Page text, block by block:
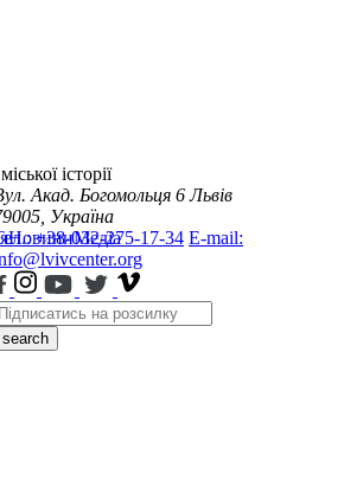
НовиниМедіа
історії
Акад. Богомольця 6 Львів
Україна
+38-032-275-17-34 E-mail:
search